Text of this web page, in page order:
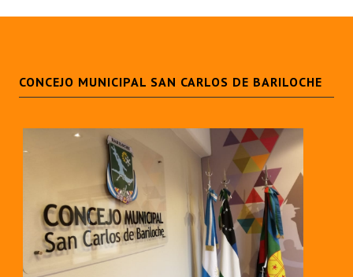
CONCEJO MUNICIPAL SAN CARLOS DE BARILOCHE